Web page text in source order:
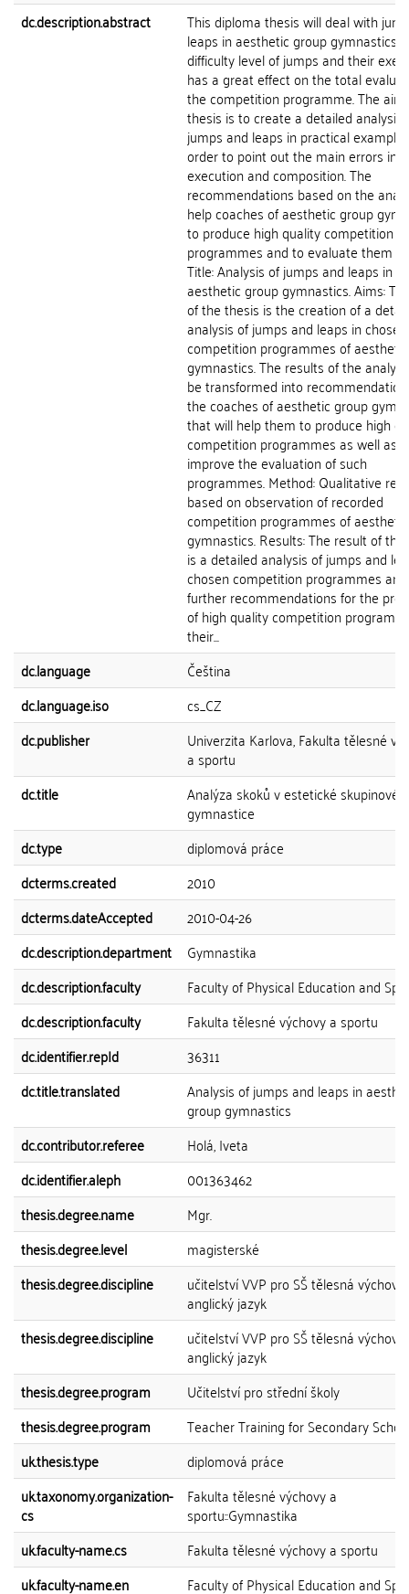
dc.description.abstract
This diploma thesis will deal with
leaps in aesthetic group gymnastics.
difficulty level of jumps and their
has a great effect on the total
the competition programme. The
thesis is to create a detailed analysis
jumps and leaps in practical
order to point out the main errors in
execution and composition. The
recommendations based on the
help coaches of aesthetic group
to produce high quality competition
programmes and to evaluate them
Title: Analysis of jumps and leaps in
aesthetic group gymnastics. Aims:
of the thesis is the creation of a
analysis of jumps and leaps in chosen
competition programmes of
gymnastics. The results of the
be transformed into
the coaches of aesthetic group
that will help them to produce high
competition programmes as well as
improve the evaluation of such
programmes. Method: Qualitative
based on observation of recorded
competition programmes of
gymnastics. Results: The result of
is a detailed analysis of jumps and
chosen competition programmes and
further recommendations for the
of high quality competition
their...
dc.language
Čeština
dc.language.iso
cs_CZ
dc.publisher
Univerzita Karlova, Fakulta tělesné
a sportu
dc.title
Analýza skoků v estetické skupinové
gymnastice
dc.type
diplomová práce
dcterms.created
2010
dcterms.dateAccepted
2010-04-26
dc.description.department
Gymnastika
dc.description.faculty
Faculty of Physical Education and
dc.description.faculty
Fakulta tělesné výchovy a sportu
dc.identifier.repId
36311
dc.title.translated
Analysis of jumps and leaps in
group gymnastics
dc.contributor.referee
Holá, Iveta
dc.identifier.aleph
001363462
thesis.degree.name
Mgr.
thesis.degree.level
magisterské
thesis.degree.discipline
učitelství VVP pro SŠ tělesná
anglický jazyk
thesis.degree.discipline
učitelství VVP pro SŠ tělesná
anglický jazyk
thesis.degree.program
Učitelství pro střední školy
thesis.degree.program
Teacher Training for Secondary
uk.thesis.type
diplomová práce
uk.taxonomy.organization-
cs
Fakulta tělesné výchovy a
sportu::Gymnastika
uk.faculty-name.cs
Fakulta tělesné výchovy a sportu
uk.faculty-name.en
Faculty of Physical Education and